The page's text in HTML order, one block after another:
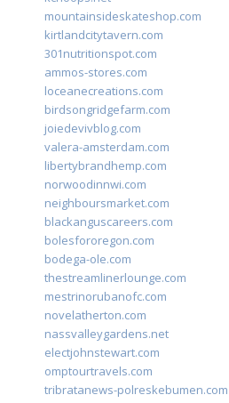
mountainsideskateshop.com
kirtlandcitytavern.com
301nutritionspot.com
ammos-stores.com
loceanecreations.com
birdsongridgefarm.com
joiedevivblog.com
valera-amsterdam.com
libertybrandhemp.com
norwoodinnwi.com
neighboursmarket.com
blackanguscareers.com
bolesfororegon.com
bodega-ole.com
thestreamlinerlounge.com
mestrinorubanofc.com
novelatherton.com
nassvalleygardens.net
electjohnstewart.com
omptourtravels.com
tribratanews-polreskebumen.com